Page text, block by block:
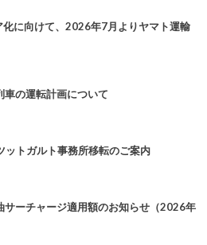
化に向けて、2026年7月よりヤマト運輸
車の運転計画について
ットガルト事務所移転のご案内
サーチャージ適用額のお知らせ（2026年